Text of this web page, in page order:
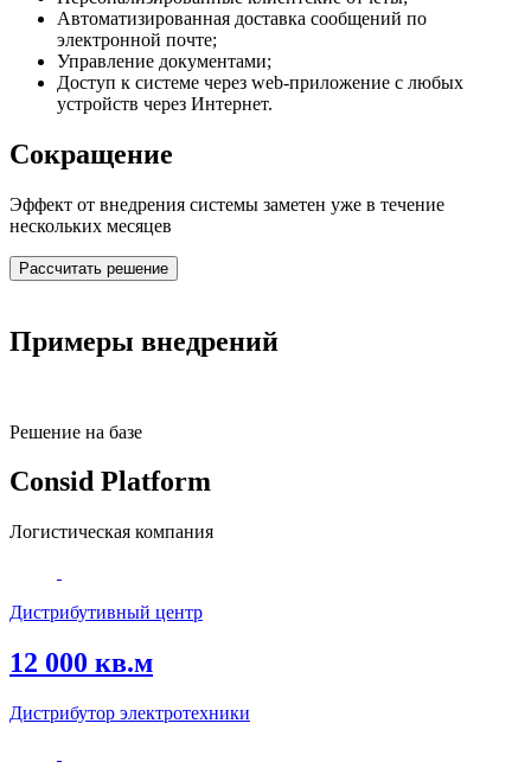
Автоматизированная доставка сообщений по
электронной почте;
Управление документами;
Доступ к системе через web-приложение с любых
устройств через Интернет.
Сокращение
Эффект от внедрения системы заметен уже в течение
нескольких месяцев
Рассчитать решение
Примеры внедрений
Решение на базе
Consid Platform
Логистическая компания
Дистрибутивный центр
12 000 кв.м
Дистрибутор электротехники